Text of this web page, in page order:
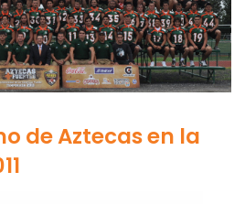
de Aztecas en la